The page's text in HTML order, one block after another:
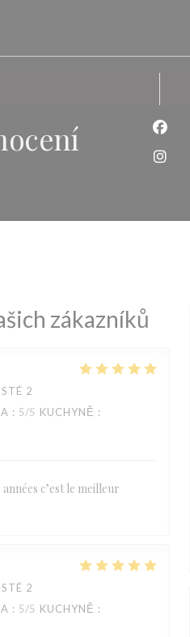
zákazníků
2
: 5/5 KUCHYNĚ :
c’est le meilleur
2
: 5/5 KUCHYNĚ :